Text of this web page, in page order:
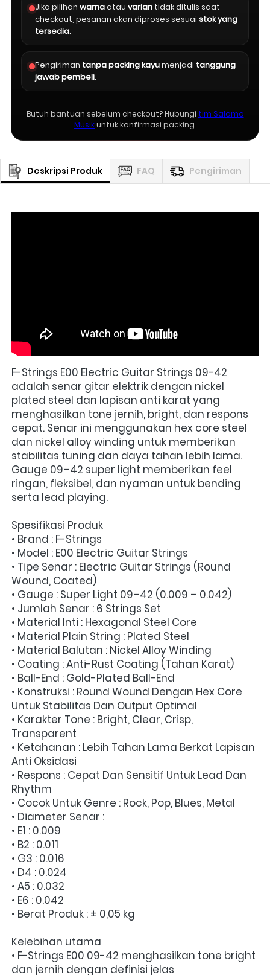
Jika pilihan warnaatau varian tidak ditulis saat
checkout, pesanan akan diproses sesuai stok yang
tersedia.
Pengiriman tanpa packing kayumenjadi tanggung
jawab pembeli.
Butuh bantuan sebelum checkout? Hubungi tim Salomo
Musikuntuk konfirmasi packing.
Deskripsi Produk FAQ Pengiriman
F-Strings E00 Electric Guitar Strings 09-42
adalah senar gitar elektrik dengan nickel
plated steel dan lapisan anti karat yang
menghasilkan tone jernih, bright, dan respons
cepat. Senar ini menggunakan hex core steel
dan nickel alloy winding untuk memberikan
stabilitas tuning dan daya tahan lebih lama.
Gauge 09–42 super light memberikan feel
ringan, fleksibel, dan nyaman untuk bending
serta lead playing.
Spesifikasi Produk
• Brand : F-Strings
• Model : E00 Electric Guitar Strings
• Tipe Senar : Electric Guitar Strings (Round
Wound, Coated)
• Gauge : Super Light 09–42 (0.009 – 0.042)
• Jumlah Senar : 6 Strings Set
• Material Inti : Hexagonal Steel Core
• Material Plain String : Plated Steel
• Material Balutan : Nickel Alloy Winding
• Coating : Anti-Rust Coating (Tahan Karat)
• Ball-End : Gold-Plated Ball-End
• Konstruksi : Round Wound Dengan Hex Core
Untuk Stabilitas Dan Output Optimal
• Karakter Tone : Bright, Clear, Crisp,
Transparent
• Ketahanan : Lebih Tahan Lama Berkat Lapisan
Anti Oksidasi
• Respons : Cepat Dan Sensitif Untuk Lead Dan
Rhythm
• Cocok Untuk Genre : Rock, Pop, Blues, Metal
• Diameter Senar :
• E1 : 0.009
• B2 : 0.011
• G3 : 0.016
• D4 : 0.024
• A5 : 0.032
• E6 : 0.042
• Berat Produk : ± 0,05 kg
Kelebihan utama
• F-Strings E00 09-42 menghasilkan tone bright
dan jernih dengan definisi jelas